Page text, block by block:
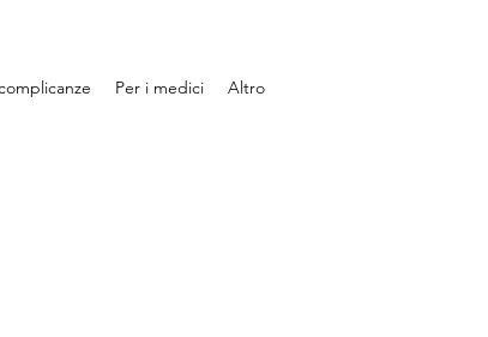
Per i medici Altro